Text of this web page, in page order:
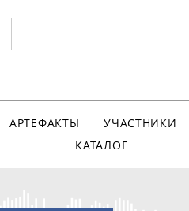
АРТЕФАКТЫ
УЧАСТНИКИ
КАТАЛОГ